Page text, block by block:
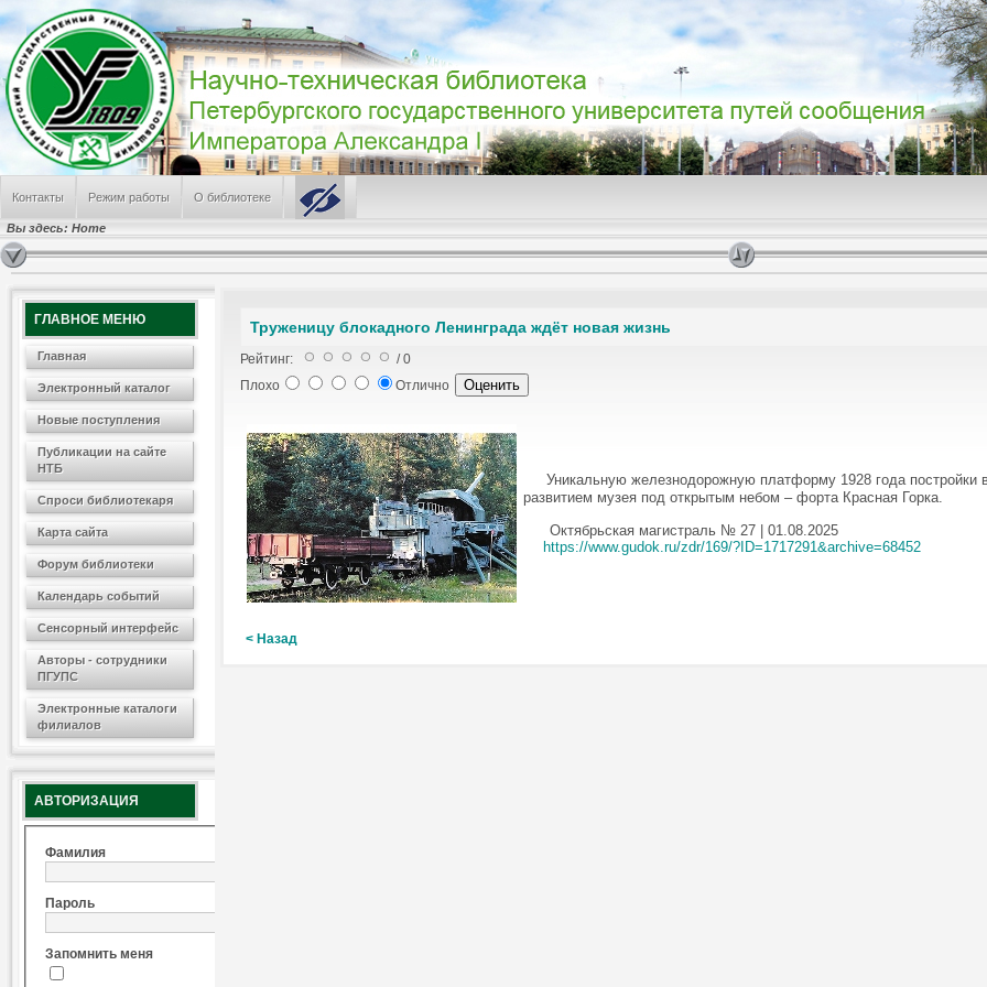
Контакты Режим работы О библиотеке
Вы здесь: Home
ГЛАВНОЕ МЕНЮ
Главная
Электронный каталог
Новые поступления
Публикации на сайте
НТБ
Спроси библиотекаря
Карта сайта
Форум библиотеки
Календарь событий
Сенсорный интерфейс
Авторы - сотрудники
ПГУПС
Электронные каталоги
филиалов
АВТОРИЗАЦИЯ
Фамилия
Пароль
Запомнить меня
Труженицу блокадного Ленинграда ждёт новая жизнь
Рейтинг:
/ 0
Плохо
Отлично
Уникальную железнодорожную платформу 1928 года постройки
развитием музея под открытым небом – форта Красная Горка.
Октябрьская магистраль № 27 | 01.08.2025
https://www.gudok.ru/zdr/169/?ID=1717291&archive=68452
< Назад